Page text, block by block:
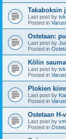
Takaboksin
Last post by
Posted in
Ostetaan:
Last post by
Posted in
Kölin sauma
Last post by
Posted in
Plokien
Last post by
Posted in
Ostetaan H-
Last post by
Posted in